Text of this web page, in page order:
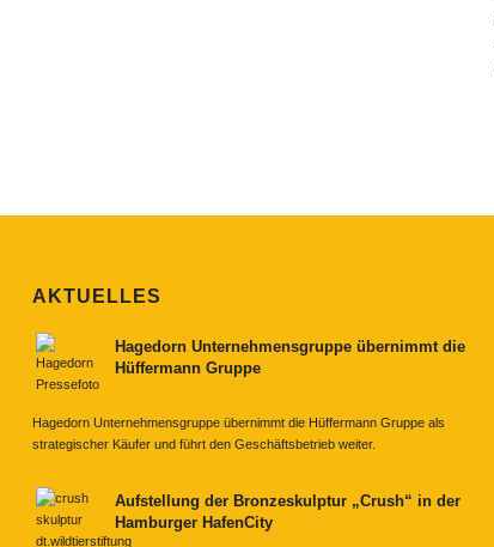
AKTUELLES
Hagedorn Unternehmensgruppe übernimmt die
Hüffermann Gruppe
Hagedorn Unternehmensgruppe übernimmt die Hüffermann Gruppe als
strategischer Käufer und führt den Geschäftsbetrieb weiter.
Aufstellung der Bronzeskulptur „Crush“ in der
Hamburger HafenCity